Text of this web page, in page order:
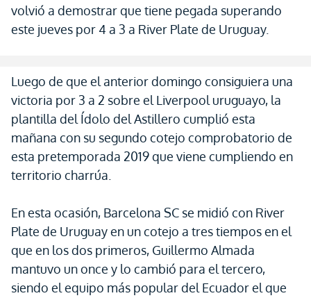
volvió a demostrar que tiene pegada superando
este jueves por 4 a 3 a River Plate de Uruguay.
Luego de que el anterior domingo consiguiera una
victoria por 3 a 2 sobre el Liverpool uruguayo, la
plantilla del Ídolo del Astillero cumplió esta
mañana con su segundo cotejo comprobatorio de
esta pretemporada 2019 que viene cumpliendo en
territorio charrúa.
En esta ocasión, Barcelona SC se midió con River
Plate de Uruguay en un cotejo a tres tiempos en el
que en los dos primeros, Guillermo Almada
mantuvo un once y lo cambió para el tercero,
siendo el equipo más popular del Ecuador el que